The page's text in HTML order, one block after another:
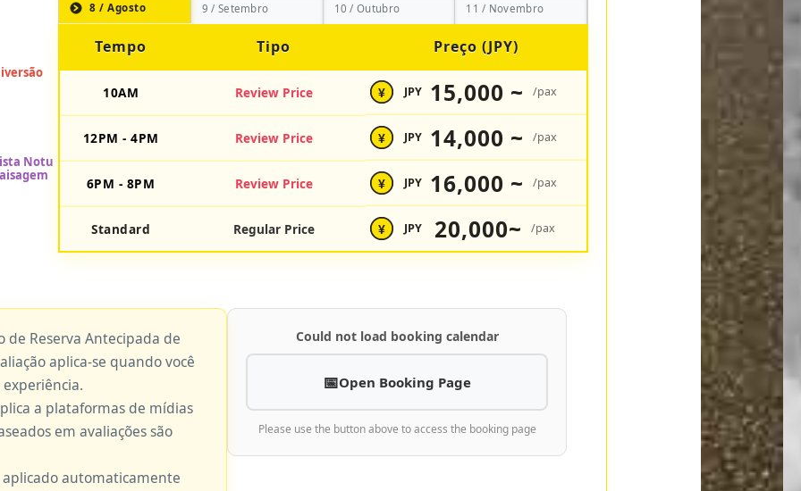
8 / Agosto 9 / Setembro 10 / Outubro 11 / Novembro
Tempo Tipo Preço (JPY)
10AM Review Price ¥ JPY 15,000 ~ /pax
12PM - 4PM Review Price ¥ JPY 14,000 ~ /pax
6PM - 8PM Review Price ¥ JPY 16,000 ~ /pax
Standard Regular Price ¥ JPY 20,000~ /pax
de Reserva Antecipada de
aplica-se quando você
a plataformas de mídias
em avaliações são
automaticamente
Could not load booking calendar
Open Booking Page
Please use the button above to access the booking page